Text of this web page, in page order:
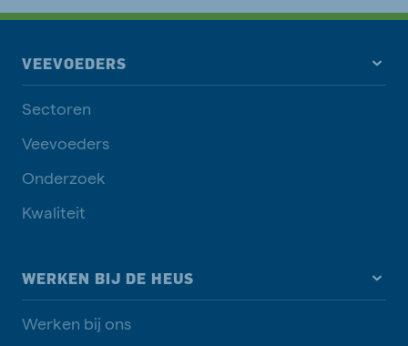
VEEVOEDERS
Sectoren
Veevoeders
Onderzoek
Kwaliteit
WERKEN BIJ DE HEUS
Werken bij ons